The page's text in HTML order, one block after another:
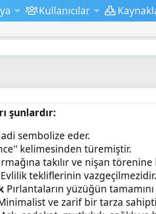
Kullanıcılar
şunlardır:
sembolize eder.
kelimesinden türemiştir.
takılır ve nişan
Evlilik tekliflerinin vazgeçilmezidir.
Pırlantaların yüzüğün tamamını
ve zarif bir tarza